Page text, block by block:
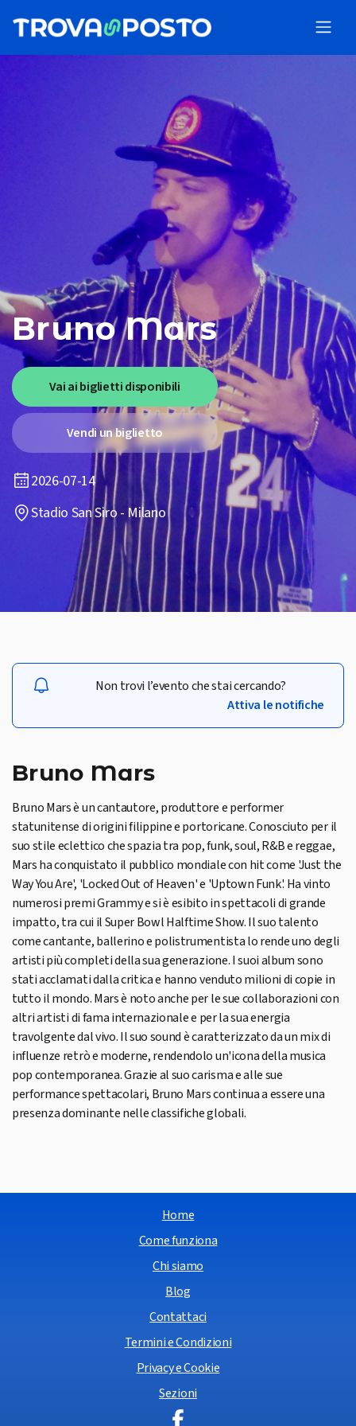
Bruno Mars
Vai ai biglietti disponibili
Vendi un biglietto
2026-07-14
Stadio San Siro - Milano
Non trovi l’evento che stai cercando?
Attiva le notifiche
Bruno Mars
Bruno Mars è un cantautore, produttore e performer
statunitense di origini filippine e portoricane. Conosciuto per il
suo stile eclettico che spazia tra pop, funk, soul, R&B e reggae,
Mars ha conquistato il pubblico mondiale con hit come 'Just the
Way You Are', 'Locked Out of Heaven' e 'Uptown Funk'. Ha vinto
numerosi premi Grammy e si è esibito in spettacoli di grande
impatto, tra cui il Super Bowl Halftime Show. Il suo talento
come cantante, ballerino e polistrumentista lo rende uno degli
artisti più completi della sua generazione. I suoi album sono
stati acclamati dalla critica e hanno venduto milioni di copie in
tutto il mondo. Mars è noto anche per le sue collaborazioni con
altri artisti di fama internazionale e per la sua energia
travolgente dal vivo. Il suo sound è caratterizzato da un mix di
influenze retrò e moderne, rendendolo un'icona della musica
pop contemporanea. Grazie al suo carisma e alle sue
performance spettacolari, Bruno Mars continua a essere una
presenza dominante nelle classifiche globali.
Home
Come funziona
Chi siamo
Blog
Contattaci
Termini e Condizioni
Privacy e Cookie
Sezioni